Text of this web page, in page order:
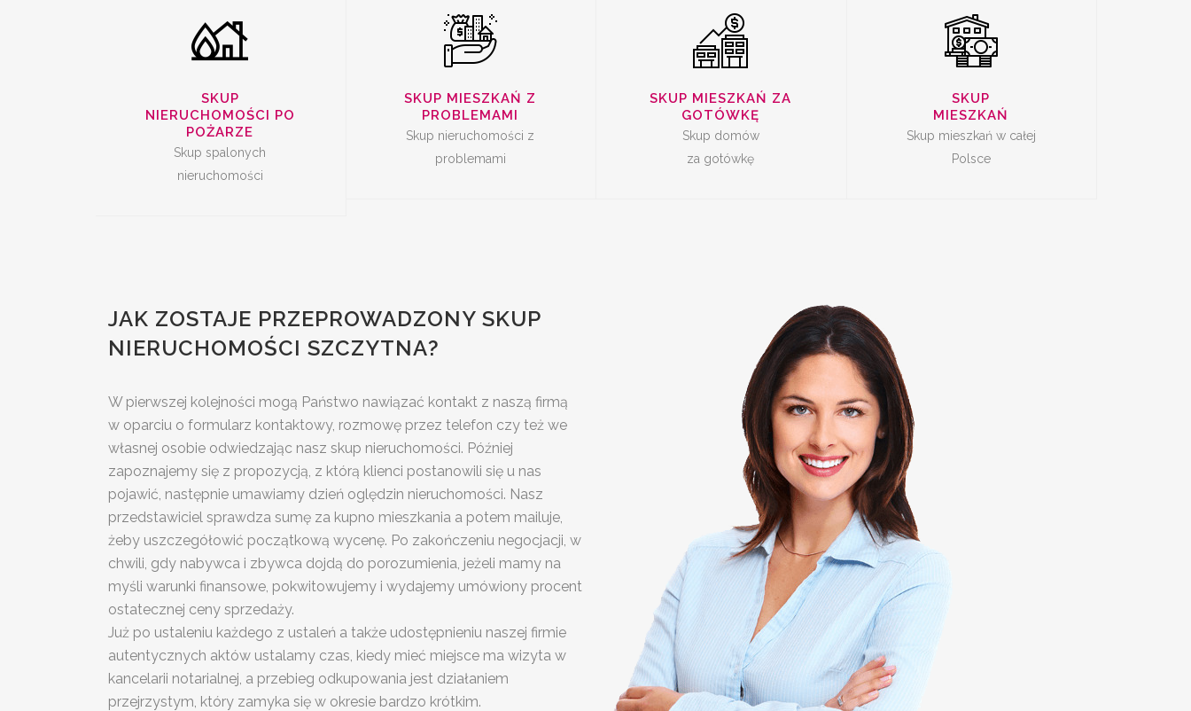
SKUP
NIERUCHOMOŚCI PO
POŻARZE
Skup spalonych
nieruchomości
SKUP MIESZKAŃ Z
PROBLEMAMI
Skup nieruchomości z
problemami
SKUP MIESZKAŃ ZA
GOTÓWKĘ
Skup domów
za gotówkę
SKUP
MIESZKAŃ
Skup mieszkań w całej
Polsce
JAK ZOSTAJE PRZEPROWADZONY SKUP
NIERUCHOMOŚCI SZCZYTNA?
W pierwszej kolejności mogą Państwo nawiązać kontakt z naszą firmą
w oparciu o formularz kontaktowy, rozmowę przez telefon czy też we
własnej osobie odwiedzając nasz skup nieruchomości. Później
zapoznajemy się z propozycją, z którą klienci postanowili się u nas
pojawić, następnie umawiamy dzień oględzin nieruchomości. Nasz
przedstawiciel sprawdza sumę za kupno mieszkania a potem mailuje,
żeby uszczegółowić początkową wycenę. Po zakończeniu negocjacji, w
chwili, gdy nabywca i zbywca dojdą do porozumienia, jeżeli mamy na
myśli warunki finansowe, pokwitowujemy i wydajemy umówiony procent
ostatecznej ceny sprzedaży.
Już po ustaleniu każdego z ustaleń a także udostępnieniu naszej firmie
autentycznych aktów ustalamy czas, kiedy mieć miejsce ma wizyta w
kancelarii notarialnej, a przebieg odkupowania jest działaniem
przejrzystym, który zamyka się w okresie bardzo krótkim.